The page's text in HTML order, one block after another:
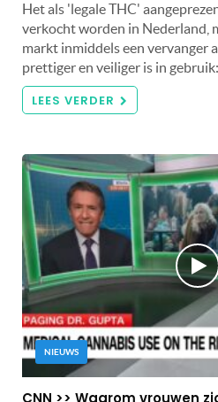
Het als 'legale THC'
verkocht worden in Nederland,
markt inmiddels een vervanger
prettiger en veiliger is in
LEES VERDER
NIEUWS